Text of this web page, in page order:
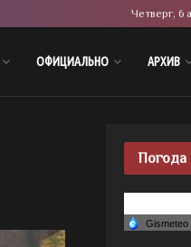
Четверг, 6
ОФИЦИАЛЬНО АРХИВ
Погода